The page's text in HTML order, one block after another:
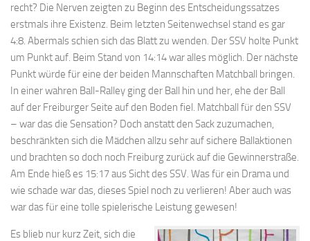
recht? Die Nerven zeigten zu Beginn des Entscheidungssatzes
erstmals ihre Existenz. Beim letzten Seitenwechsel stand es gar
4:8. Abermals schien sich das Blatt zu wenden. Der SSV holte Punkt
um Punkt auf. Beim Stand von 14:14 war alles möglich. Der nächste
Punkt würde für eine der beiden Mannschaften Matchball bringen.
In einer wahren Ball-Ralley ging der Ball hin und her, ehe der Ball
auf der Freiburger Seite auf den Boden fiel. Matchball für den SSV
– war das die Sensation? Doch anstatt den Sack zuzumachen,
beschränkten sich die Mädchen allzu sehr auf sichere Ballaktionen
und brachten so doch noch Freiburg zurück auf die Gewinnerstraße.
Am Ende hieß es 15:17 aus Sicht des SSV. Was für ein Drama und
wie schade war das, dieses Spiel noch zu verlieren! Aber auch was
war das für eine tolle spielerische Leistung gewesen!
Es blieb nur kurz Zeit, sich die